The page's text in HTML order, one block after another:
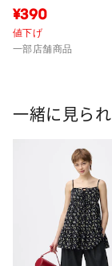
¥390
値下げ
一部店舗商品
一緒に見ら